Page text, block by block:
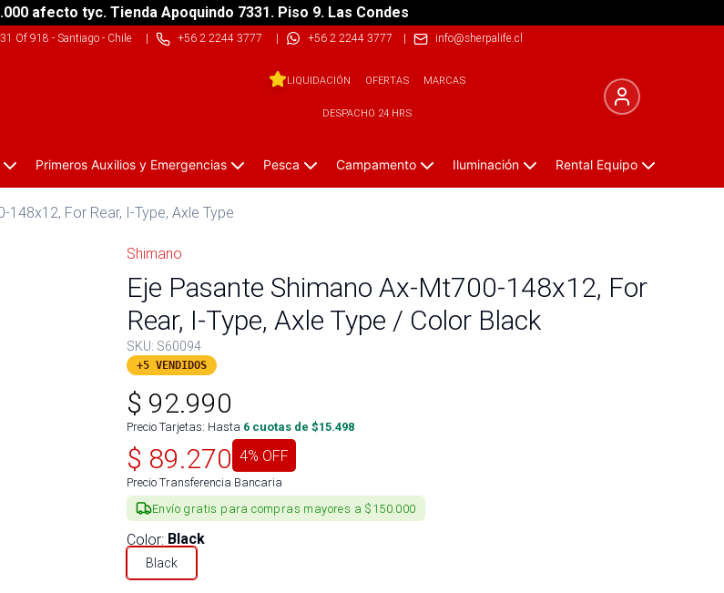
afecto tyc. Tienda Apoquindo 7331. Piso 9. Las Condes
Of 918 - Santiago - Chile| +56 2 2244 3777 | +56 2 2244 3777 | info@sherpalife.cl
LIQUIDACIÓN OFERTAS MARCAS
DESPACHO 24 HRS
Primeros Auxilios y Emergencias Pesca Campamento Iluminación Rental Equipo
148x12, For Rear, I-Type, Axle Type
Shimano
Eje Pasante Shimano Ax-Mt700-148x12, For
Rear, I-Type, Axle Type / Color Black
SKU: S60094
+5 VENDIDOS
$ 92.990
Precio Tarjetas: Hasta 6 cuotas de $15.498
$ 89.270 4% OFF
Precio Transferencia Bancaria
Envío gratis para compras mayores a $150.000
Color: Black
Black